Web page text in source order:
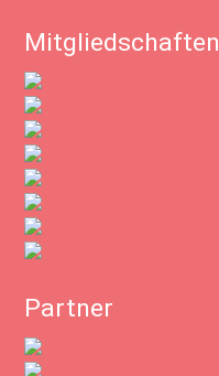
Mitgliedschaften
Partner